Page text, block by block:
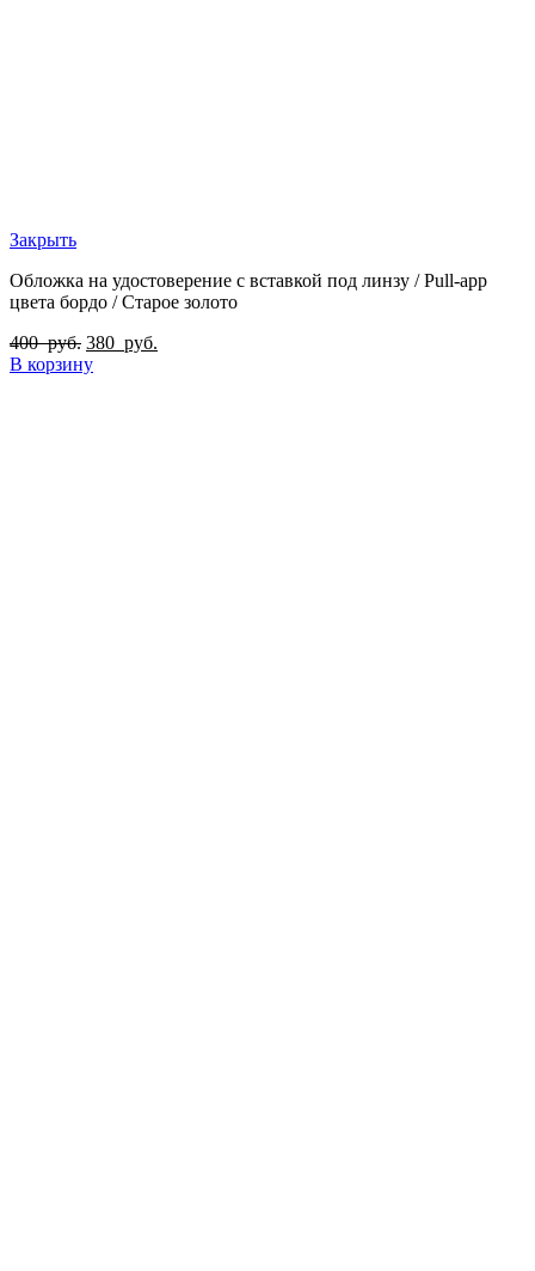
Закрыть
Обложка на удостоверение с вставкой под линзу / Pull-app
цвета бордо / Старое золото
400руб. 380 руб.
В корзину